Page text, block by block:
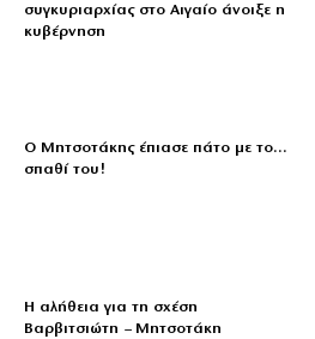
συγκυριαρχίας στο Αιγαίο άνοιξε η
κυβέρνηση
Ο Μητσοτάκης έπιασε πάτο με το…
σπαθί του!
Η αλήθεια για τη σχέση
Βαρβιτσιώτη – Μητσοτάκη